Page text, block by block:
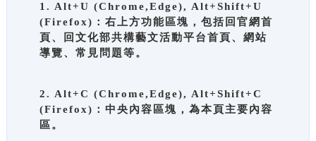
1. Alt+U (Chrome,Edge), Alt+Shift+U
(Firefox)：右上方功能區塊，包括回官網首
頁、回文化部共構藝文活動平台首頁、網站
導覽、常見問題等。
2. Alt+C (Chrome,Edge), Alt+Shift+C
(Firefox)：中央內容區塊，為本頁主要內容
區。